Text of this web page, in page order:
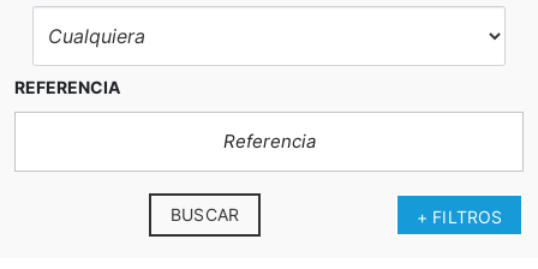
REFERENCIA
+ FILTROS
BUSCAR